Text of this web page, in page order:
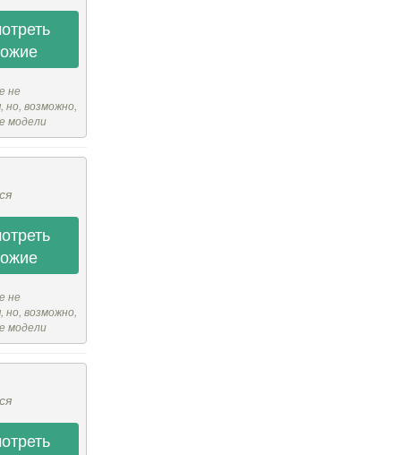
не
но, возможно,
модели
не
но, возможно,
модели